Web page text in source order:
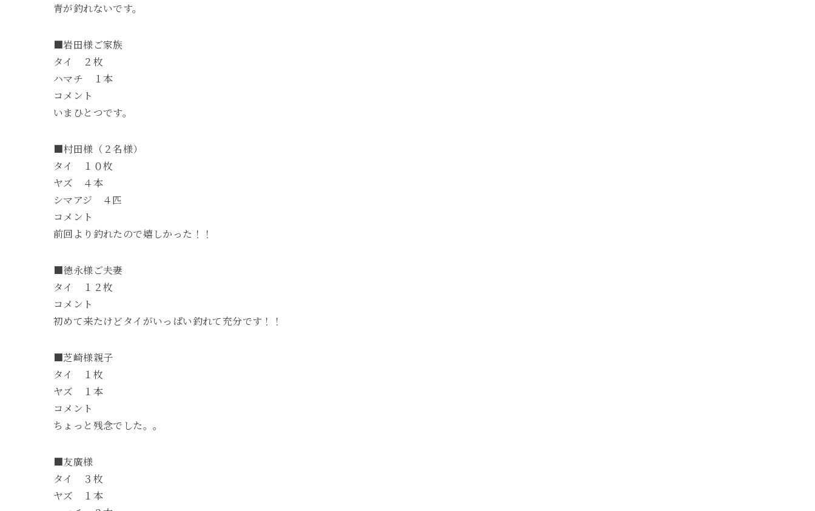
青が釣れないです。
■岩田様ご家族
タイ ２枚
ハマチ １本
コメント
いまひとつです。
■村田様（２名様）
タイ １０枚
ヤズ ４本
シマアジ ４匹
コメント
前回より釣れたので嬉しかった！！
■徳永様ご夫妻
タイ １２枚
コメント
初めて来たけどタイがいっぱい釣れて充分です！！
■芝崎様親子
タイ １枚
ヤズ １本
コメント
ちょっと残念でした。。
■友廣様
タイ ３枚
ヤズ １本